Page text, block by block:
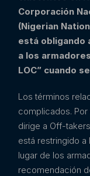
Corporación
(Nigerian
está obligando
a los
LOC” cuando
Los términos
complicados.
dirige a Off-
está restringido
lugar de los
recomendación